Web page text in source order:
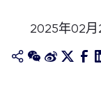
2025年02月